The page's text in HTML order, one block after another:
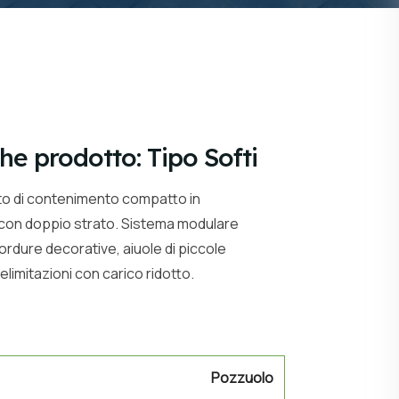
prodotto: Tipo Softi
di contenimento compatto in
doppio strato. Sistema modulare
decorative, aiuole di piccole
con carico ridotto.
Pozzuolo